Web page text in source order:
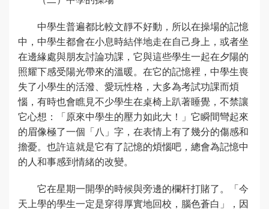
中學生普遍都比較文靜不好動，所以在操場的記憶
中，中學生都會在小息時結伴地走在自己身上，或者坐
在邊緣處與朋友討論功課，它與這些學生一起在夕陽的
照耀下感受陽光帶來的溫暖。在它的記憶裡，中學生喪
失了小學生的活潑、愛玩性格，大多為考試功課而煩
惱，有時也會瞧見不少學生在桌椅上趴著睡覺，不禁讓
它心想：「原來中學生的壓力如此大！」它瞬間彎起來
的眉像極了一個「八」字，在表情上有了幾分的傷感和
擔憂。也許這就是它有了記憶的煩惱吧，總會為記憶中
的人和事感到情緒的改變。
它在星期一開學的時候與旁邊的欄杆打賭了。「今
天上學的學生一定是穿得厚實地回校，腦色蒼白」，因